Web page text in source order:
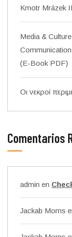
Kmotr Mrázek
Media &
(E-Book PDF)
Οι νεκροί
Comentarios
admin en
Jackab Morns